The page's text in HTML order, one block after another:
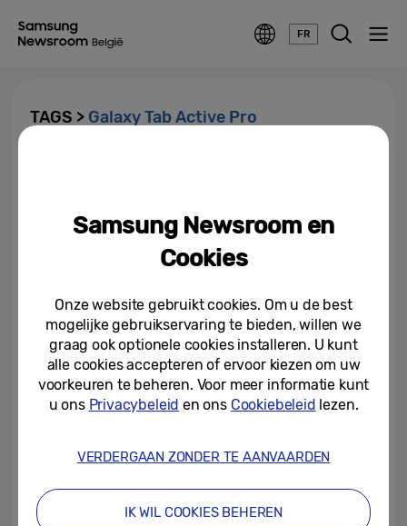
FR
TAGS > Galaxy Tab Active Pro
14-05-2020
en geschikt voor bedrijfsmatig...
11-09-2019
Samsung Newsroom en
Cookies
Onze website gebruikt cookies. Om u de best
mogelijke gebruikservaring te bieden, willen we
graag ook optionele cookies installeren. U kunt
alle cookies accepteren of ervoor kiezen om uw
voorkeuren te beheren. Voor meer informatie kunt
u ons Privacybeleid en ons Cookiebeleid lezen.
VERDERGAAN ZONDER TE AANVAARDEN
IK WIL COOKIES BEHEREN